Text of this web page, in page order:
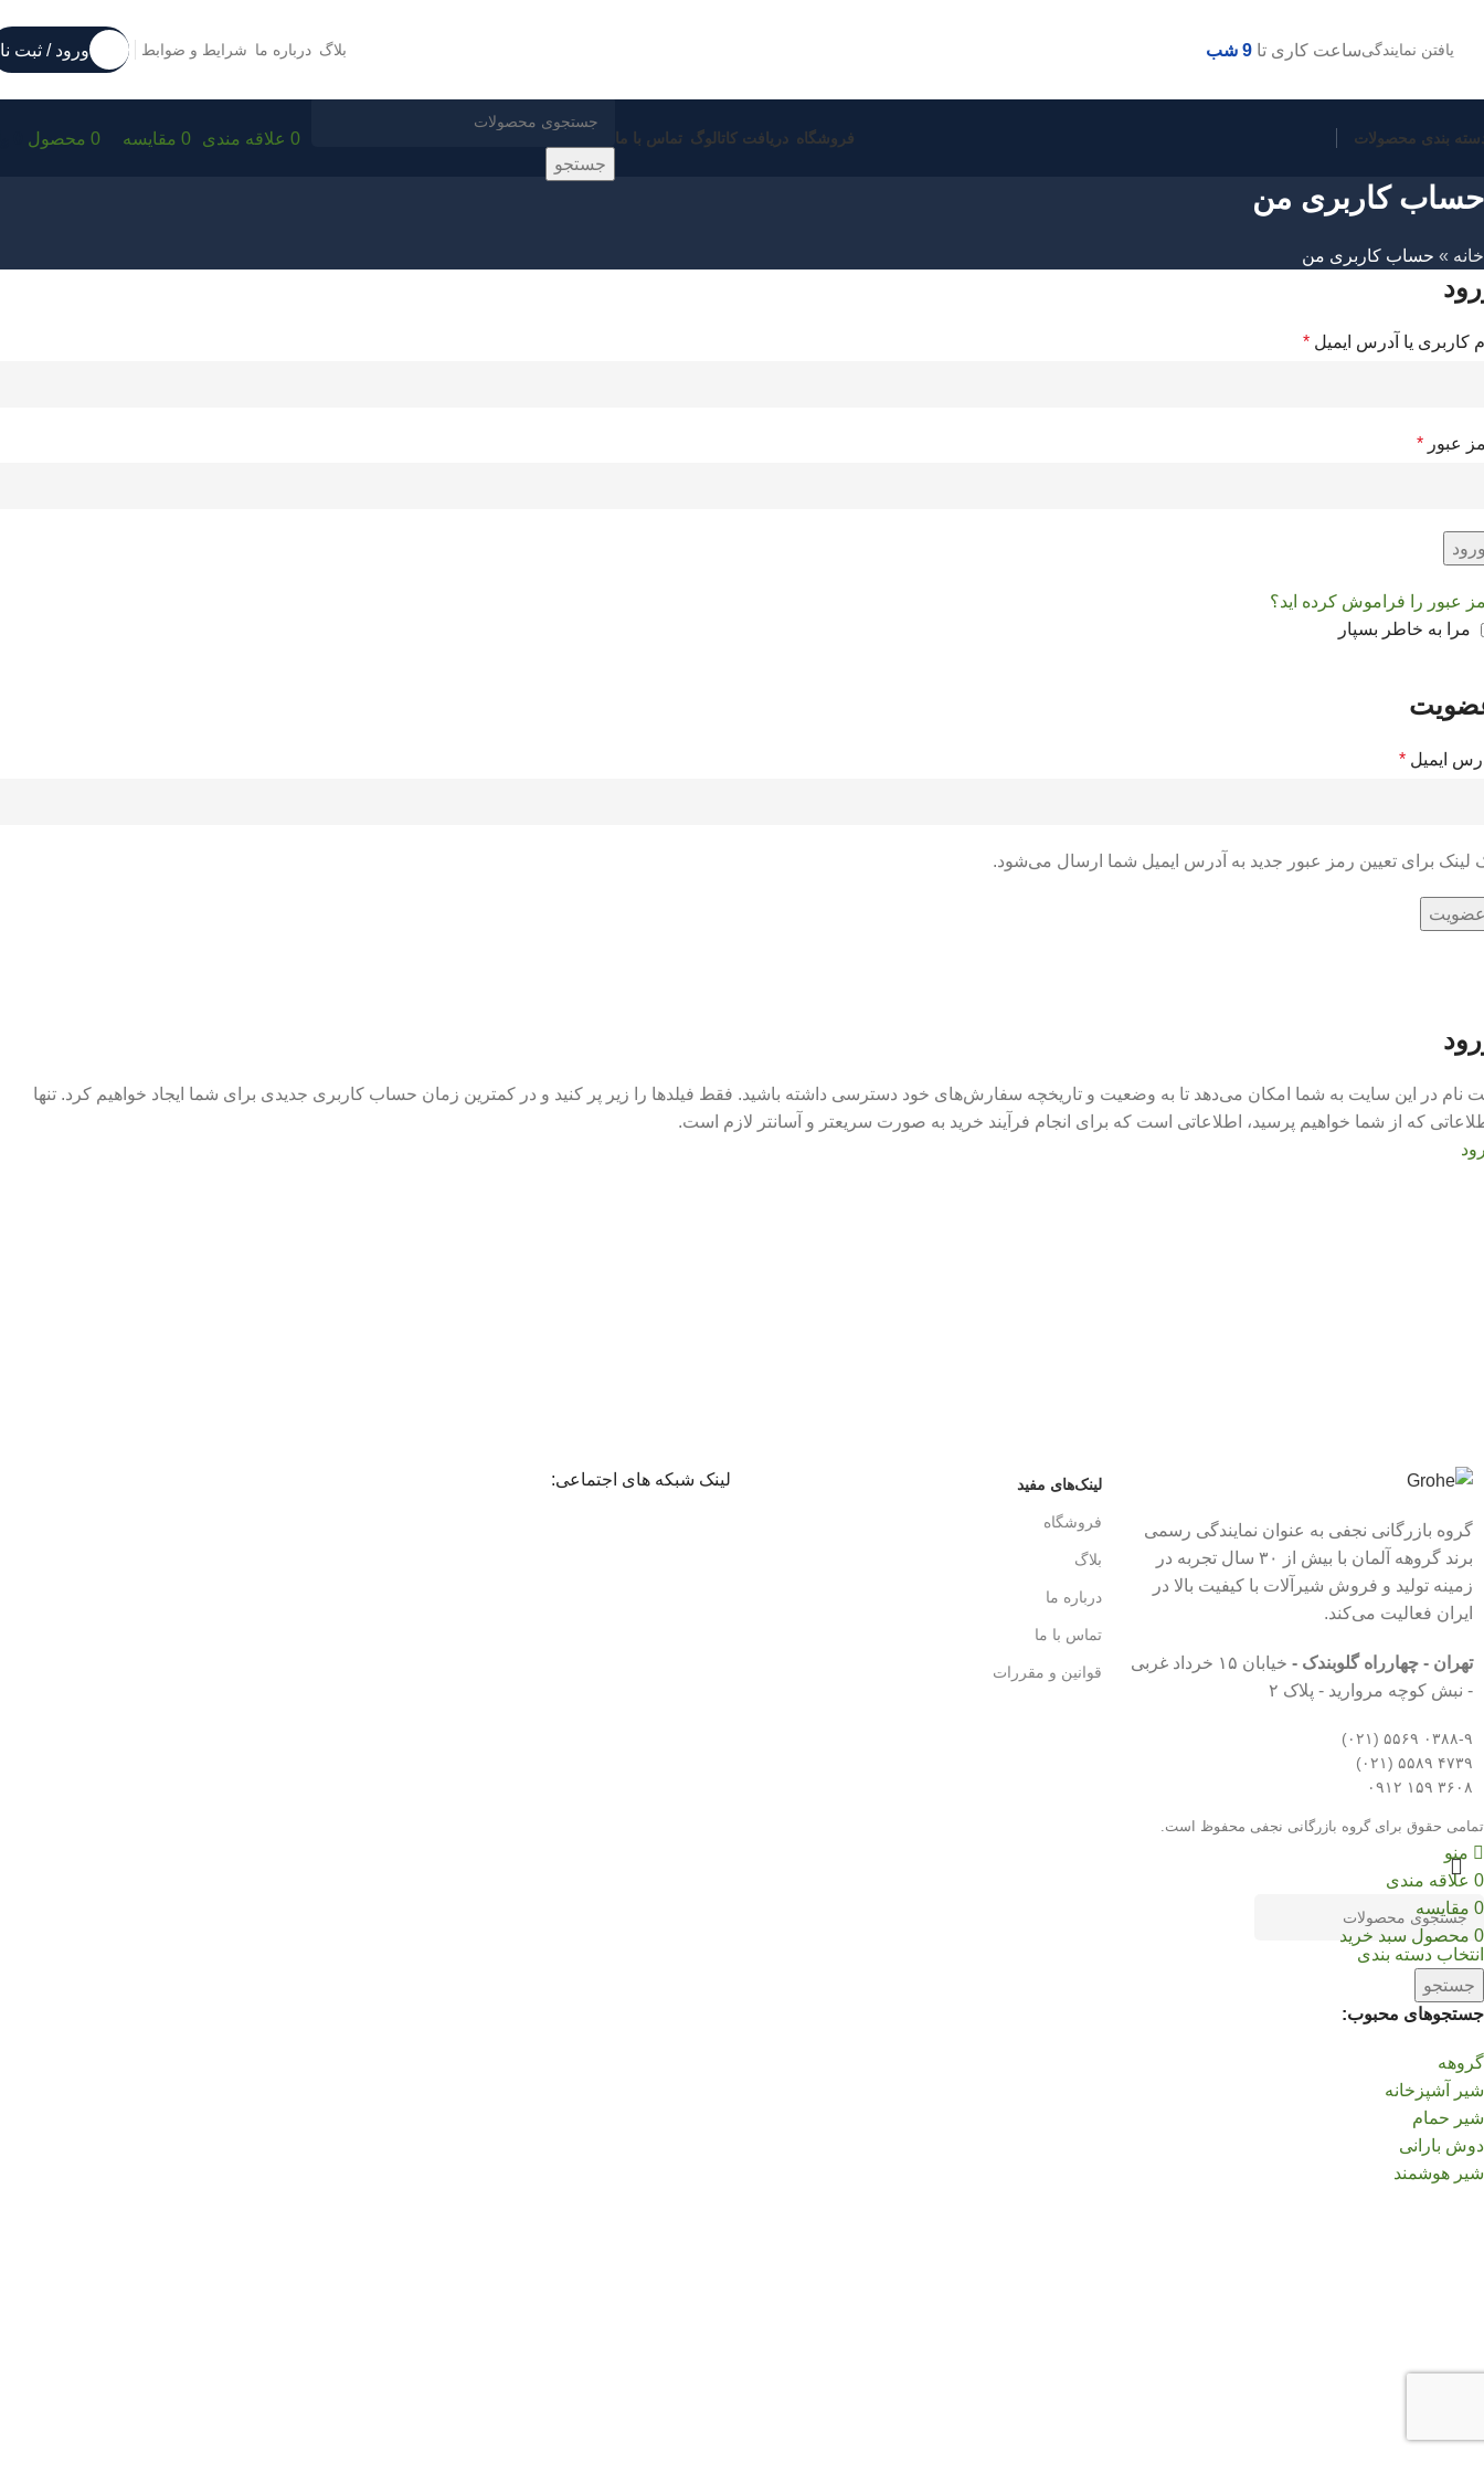
یافتن نمایندگیساعت کاری تا 9 شب بلاگ درباره ما شرایط و ضوابط ورود / ثبت
بندی محصولات فروشگاه دریافت کاتالوگ تماس با ما
جستجو
0 علاقه مندی 0 مقایسه 0 محصول
حساب کاربری من
خانه » حساب کاربری من
کاربری یا آدرس ایمیل *
عبور *
عبور را فراموش کرده اید؟
مرا به خاطر بسپار
ایمیل *
لینک برای تعیین رمز عبور جدید به آدرس ایمیل شما ارسال می‌شود.
نام در این سایت به شما امکان می‌دهد تا به وضعیت و تاریخچه سفارش‌های خود دسترسی داشته باشید. فقط فیلدها را زیر پر کنید و در کمترین زمان حساب کاربری جدیدی برای شما ایجاد خواهیم کرد. تنها
که از شما خواهیم پرسید، اطلاعاتی است که برای انجام فرآیند خرید به صورت سریعتر و آسانتر لازم است.
گروه بازرگانی نجفی به عنوان نمایندگی رسمی
برند گروهه آلمان با بیش از ۳۰ سال تجربه در
زمینه تولید و فروش شیرآلات با کیفیت بالا در
ایران فعالیت می‌کند.
تهران - چهارراه گلوبندک -
خیابان ۱۵ خرداد غربی
- نبش کوچه مروارید - پلاک ۲
۰۳۸۸-۹ ۵۵۶۹ (۰۲۱)
۴۷۳۹ ۵۵۸۹ (۰۲۱)
۳۶۰۸ ۱۵۹ ۰۹۱۲
لینک‌های مفید
فروشگاه
بلاگ
درباره ما
تماس با ما
قوانین و مقررات
لینک شبکه های اجتماعی:
تمامی حقوق برای گروه بازرگانی نجفی محفوظ است.
انتخاب دسته بندی
جستجو
جستجوهای محبوب:
گروهه
شیر آشپزخانه
شیر حمام
دوش بارانی
شیر هوشمند
منو
0 علاقه مندی
0 مقایسه
0 محصول سبد خرید